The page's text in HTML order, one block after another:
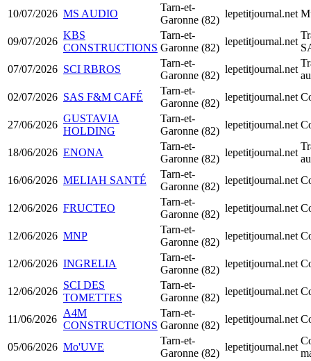
10/07/2026 MS AUDIO
Tarn-et-
Garonne (82)
lepetitjournal.net
09/07/2026
KBS
CONSTRUCTIONS
Tarn-et-
Garonne (82)
lepetitjournal.net
07/07/2026 SCI RBROS
Tarn-et-
Garonne (82)
lepetitjournal.net
02/07/2026 SAS F&M CAFÉ
Tarn-et-
Garonne (82)
lepetitjournal.net
27/06/2026
GUSTAVIA
HOLDING
Tarn-et-
Garonne (82)
lepetitjournal.net
18/06/2026 ENONA
Tarn-et-
Garonne (82)
lepetitjournal.net
16/06/2026 MELIAH SANTÉ
Tarn-et-
Garonne (82)
lepetitjournal.net
12/06/2026 FRUCTEO
Tarn-et-
Garonne (82)
lepetitjournal.net
12/06/2026 MNP
Tarn-et-
Garonne (82)
lepetitjournal.net
12/06/2026 INGRELIA
Tarn-et-
Garonne (82)
lepetitjournal.net
12/06/2026
SCI DES
TOMETTES
Tarn-et-
Garonne (82)
lepetitjournal.net
11/06/2026
A4M
CONSTRUCTIONS
Tarn-et-
Garonne (82)
lepetitjournal.net
05/06/2026 Mo'UVE
Tarn-et-
Garonne (82)
lepetitjournal.net